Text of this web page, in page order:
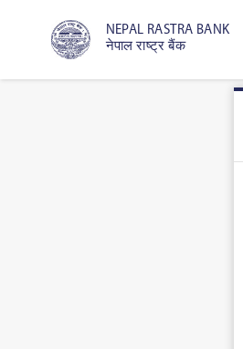
NEPAL RASTRA BANK
नेपाल राष्ट्र बैंक